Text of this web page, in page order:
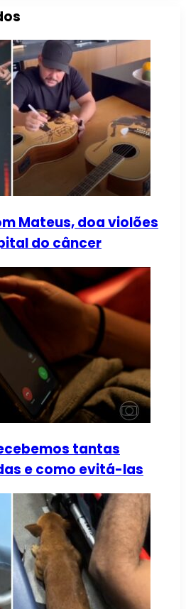
Mateus, doa violões
do câncer
tantas
e como evitá-las